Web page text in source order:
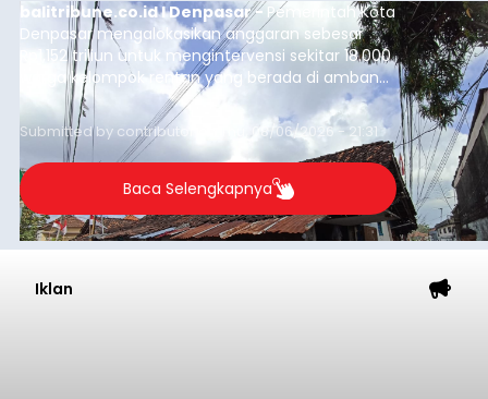
balitribune.co.id I Denpasar - Pemerintah Kota
Denpasar mengalokasikan anggaran sebesar
Rp1,152 triliun untuk mengintervensi sekitar 18.000
warga kelompok rentan yang berada di ambang
garis kemiskinan. Langkah strategis ini diambil
guna menjaga masyarakat yang berada pada
kelompok desil 5 dan 6 tersebut agar tidak
merosot ke kategori miskin.
Submitted by contributor Thu, 08/06/2026 - 21:31
Baca Selengkapnya
Iklan